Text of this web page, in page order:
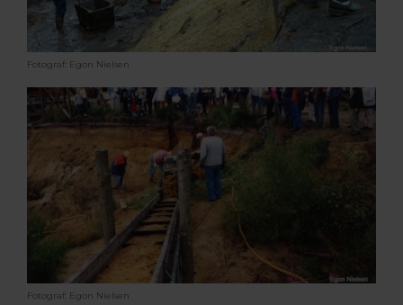
Fotograf: Egon Nielsen
Fotograf: Egon Nielsen